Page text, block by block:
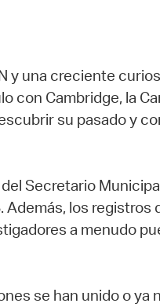
y una creciente
con Cambridge, la
su pasado y
Secretario
los registros
a menudo
se han unido o ya